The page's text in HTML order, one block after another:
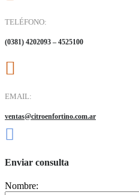
TELÉFONO:
(0381) 4202093 – 4525100
EMAIL:
ventas@citroenfortino.com.ar
Enviar consulta
Nombre: